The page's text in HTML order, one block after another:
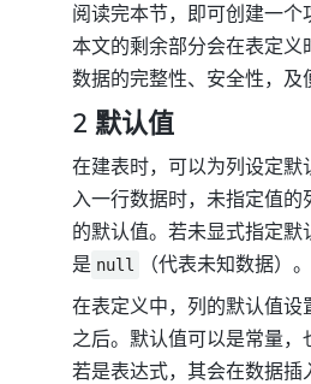
阅读完本节，即可创建一个
本文的剩余部分会在表定义
数据的完整性、安全性，及
2 默认值
在建表时，可以为列设定默
入一行数据时，未指定值的
的默认值。若未显式指定默
是 null
（代表未知数据）。
在表定义中，列的默认值设
之后。默认值可以是常量，
若是表达式，其会在数据插